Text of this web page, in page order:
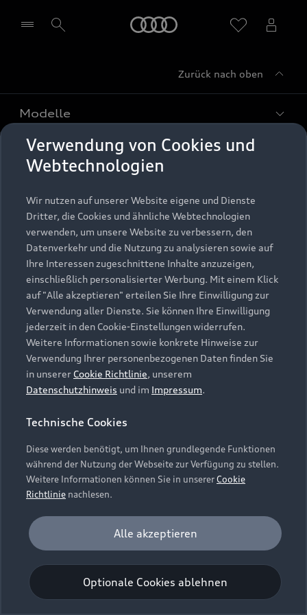
Zurück nach oben
Modelle
Alle Modelle
Elektromodelle
Plug-in-Hybride
Kaufen & leasen
Neuwagensuche
Gebrauchtwagensuche
Gebrauchtwagen
Finanzierung
Aktionen & Angebote
Geschäftskunden
Saisonale Angebote
Audi Services
Garantie
Audi digital services
myAudi
Support
Kundenservice
Händlersuche
Audi Code
Häufige Fragen (FAQ)
Audi Online Beratung
Bordbuch & Bedienungsanleitungen
Verträge kündigen
Vertrag widerrufen
Über Audi
Unternehmen
Karriere
Investor Relations
Presse & Media Center
Datenschutz
Audi erleben
Newsletter
© 2026 AUDI AG. Alle Rechte vorbehalten
Datenschutzinformation
Cookie-Richtlinie
Barrierefreiheit
Digital Services Act
EU Data Act
Embleme am Fahrzeug bei allen Abbildungen auf dieser
Webseite kann abweichen.
Verwendung von Cookies und
Webtechnologien
Wir nutzen auf unserer Website eigene und Dienste
Dritter, die Cookies und ähnliche Webtechnologien
verwenden, um unsere Website zu verbessern, den
Datenverkehr und die Nutzung zu analysieren sowie auf
Ihre Interessen zugeschnittene Inhalte anzuzeigen,
einschließlich personalisierter Werbung. Mit einem Klick
auf "Alle akzeptieren" erteilen Sie Ihre Einwilligung zur
Verwendung aller Dienste. Sie können Ihre Einwilligung
jederzeit in den Cookie-Einstellungen widerrufen.
Weitere Informationen sowie konkrete Hinweise zur
Verwendung Ihrer personenbezogenen Daten finden Sie
in unserer Cookie Richtlinie, unserem
Datenschutzhinweis und im Impressum.
Technische Cookies
Diese werden benötigt, um Ihnen grundlegende Funktionen
während der Nutzung der Webseite zur Verfügung zu stellen.
Weitere Informationen können Sie in unsererCookie
Richtlinie nachlesen.
Analyse und Statistik
Performance Cookies sammeln Informationen
darüber, wie unsere Webseite genutzt wird (z. B.
Anzahl der Besuche, Verweildauer). Diese Cookies
werden zur Optimierung der Webseite verwendet.
Optionale Cookies ablehnen
Alle akzeptieren